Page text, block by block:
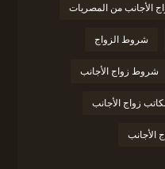
الأجانب من المصريات
شروط الزواج
شروط زواج الأجانب
زواج الأجانب
الأجانب